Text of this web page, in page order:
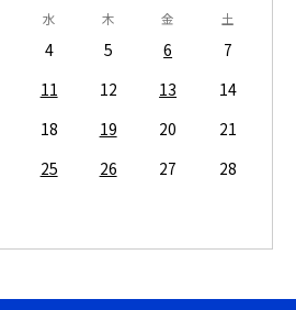
水 木 金 土
4 5 6
7
11 12 13
14
18 19 20
21
25 26 27
28